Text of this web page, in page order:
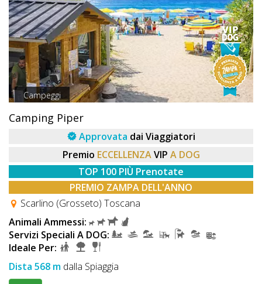
Campeggi
Camping Piper
Approvata dai Viaggiatori
Premio ECCELLENZA VIP A DOG
TOP 100 PIÙ Prenotate
PREMIO ZAMPA DELL'ANNO
Scarlino (Grosseto) Toscana
Animali Ammessi:
Servizi Speciali A DOG:
Ideale Per:
Dista 568 m dalla Spiaggia